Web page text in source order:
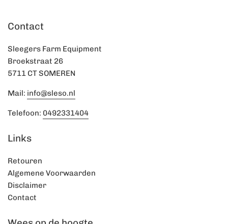
Contact
Sleegers Farm Equipment
Broekstraat 26
5711 CT SOMEREN
Mail: info@sleso.nl
Telefoon: 0492331404
Links
Retouren
Algemene Voorwaarden
Disclaimer
Contact